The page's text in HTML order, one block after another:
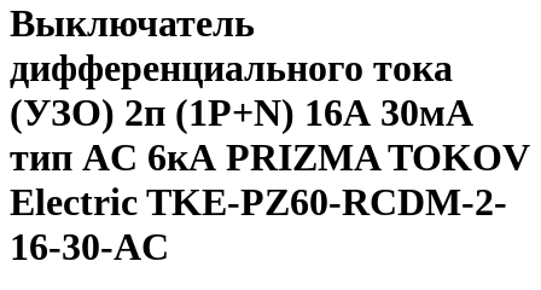
Выключатель
дифференциального тока
(УЗО) 2п (1P+N) 16А 30мА
тип AC 6кА PRIZMA TOKOV
Electric TKE-PZ60-RCDM-2-
16-30-AC